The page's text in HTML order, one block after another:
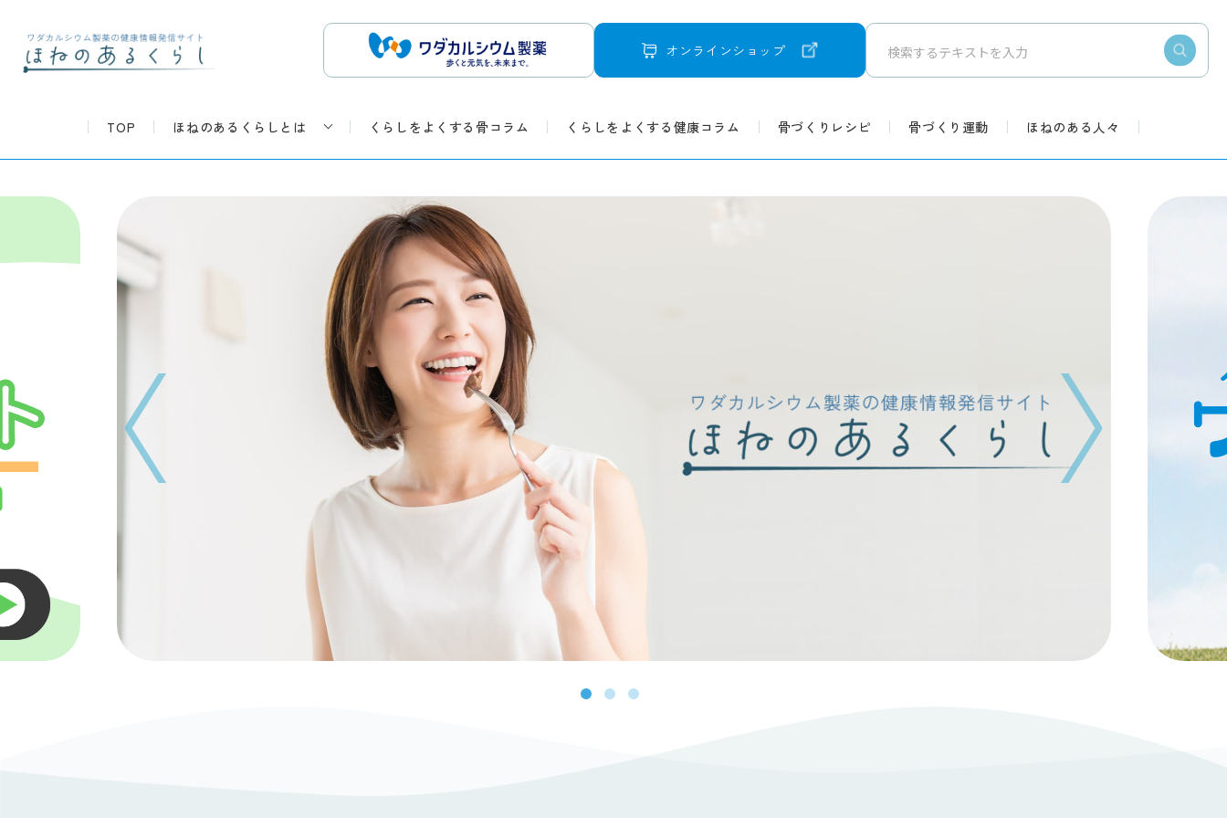
オンラインショップ
TOP ほねのあるくらしとは くらしをよくする骨コラム くらしをよくする健康コラム 骨づくりレシピ 骨づくり運動 ほねのある人々